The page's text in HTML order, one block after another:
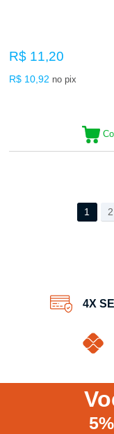
R$ 11,20
R$ 10,92 no pix
1 2
4X
5%